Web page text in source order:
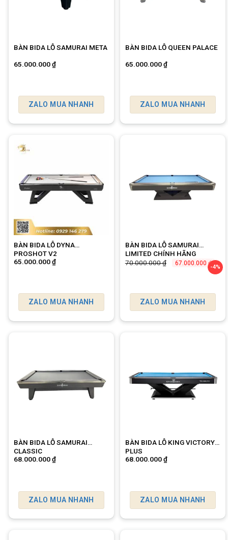
BÀN BIDA LỖ SAMURAI META
65.000.000₫
ZALO MUA NHANH
BÀN BIDA LỖ QUEEN PALACE
65.000.000₫
ZALO MUA NHANH
BÀN BIDA LỖ DYNA
PROSHOT V2
65.000.000₫
ZALO MUA NHANH
-4%
BÀN BIDA LỖ SAMURAI
LIMITED CHÍNH HÃNG
70.000.000₫ 67.000.000 ₫
ZALO MUA NHANH
BÀN BIDA LỖ SAMURAI
CLASSIC
68.000.000₫
ZALO MUA NHANH
BÀN BIDA LỖ KING VICTORY
PLUS
68.000.000₫
ZALO MUA NHANH